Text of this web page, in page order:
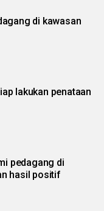
di kawasan
lakukan penataan
pedagang di
hasil positif